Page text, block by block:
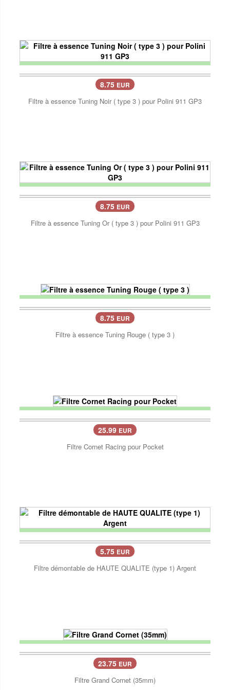
8.75 EUR
Filtre à essence Tuning Noir ( type 3 ) pour Polini 911 GP3
8.75 EUR
Filtre à essence Tuning Or ( type 3 ) pour Polini 911 GP3
8.75 EUR
Filtre à essence Tuning Rouge ( type 3 )
25.99 EUR
Filtre Cornet Racing pour Pocket
5.75 EUR
Filtre démontable de HAUTE QUALITE (type 1) Argent
23.75 EUR
Filtre Grand Cornet (35mm)